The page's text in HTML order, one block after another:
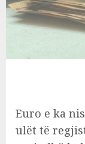
Euro e ka
ulët të